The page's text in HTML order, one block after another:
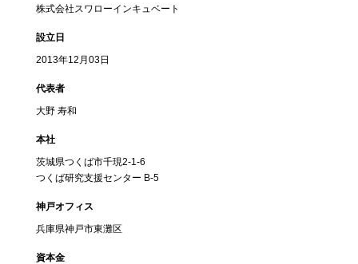
株式会社スワローインキュベート
設立日
2013年12月03日
代表者
大野 寿和
本社
茨城県つくば市千現2-1-6
つくば研究支援センター B-5
神戸オフィス
兵庫県神戸市東灘区
資本金